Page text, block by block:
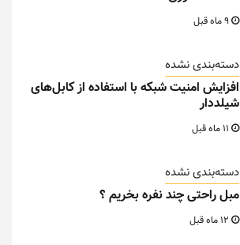
دسته‌بندی نشده
افزایش امنیت شبکه با استفاده از کابل‌های
شیلددار
دسته‌بندی نشده
مبل راحتی چند نفره بخریم ؟